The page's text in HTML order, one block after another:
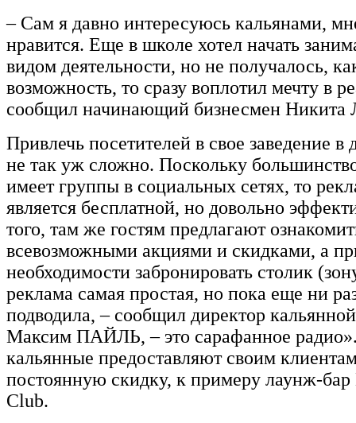
– Сам я давно интересуюсь кальянами,
нравится. Еще в школе хотел начать
видом деятельности, но не получалось,
возможность, то сразу воплотил мечту в
сообщил начинающий бизнесмен
Привлечь посетителей в свое заведение в
не так уж сложно. Поскольку
имеет группы в социальных сетях, то
является бесплатной, но довольно
того, там же гостям предлагают
всевозможными акциями и скидками, а
необходимости забронировать столик
реклама самая простая, но пока еще ни
подводила, – сообщил директор
Максим ПАЙЛЬ, – это сарафанное
кальянные предоставляют своим
постоянную скидку, к примеру лаунж-
Club.